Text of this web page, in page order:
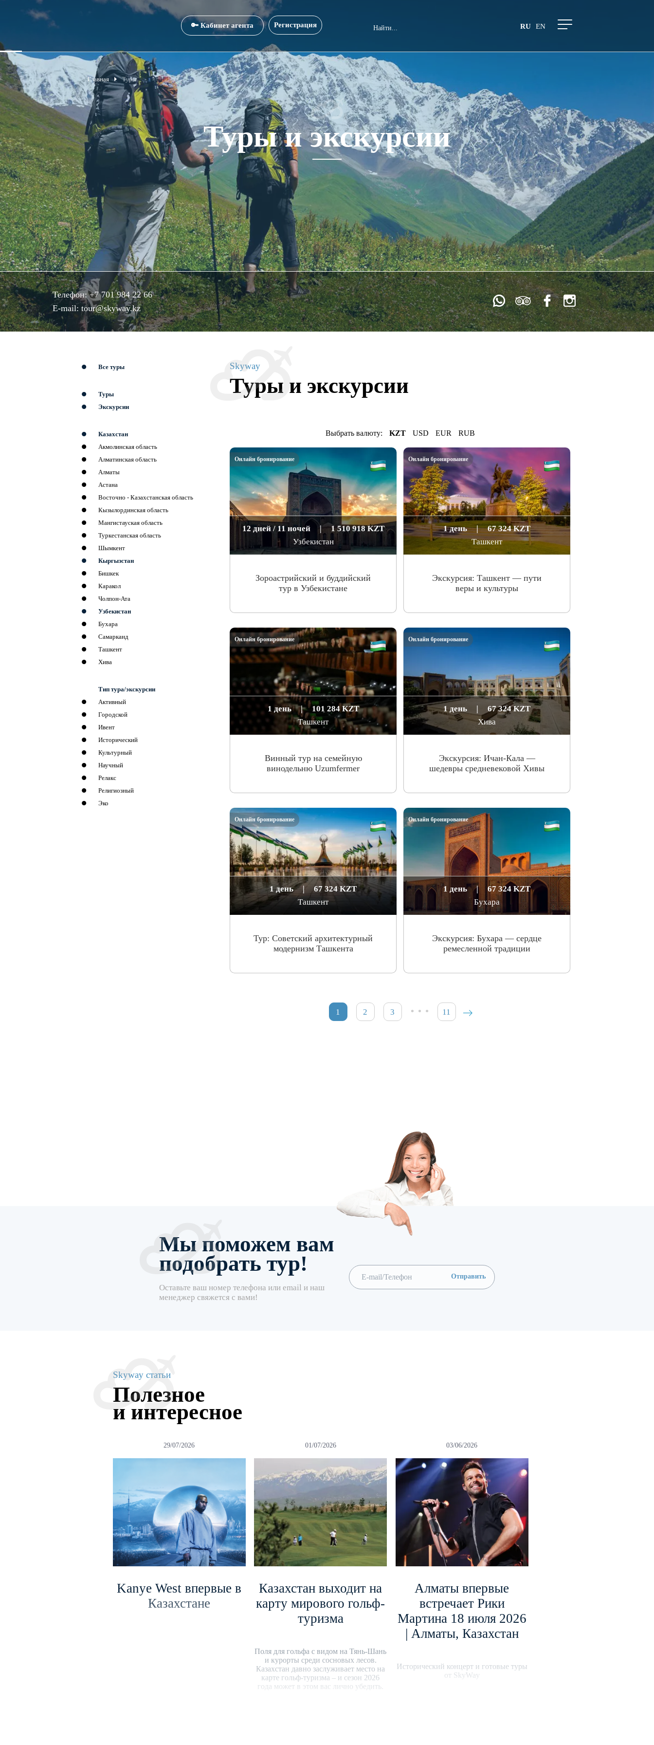
Регистрация
🔑 Кабинет агента RU EN
Главная Туры
Туры и экскурсии
Телефон:+7 701 984 22 66
E-mail: tour@skyway.kz
Все туры
Туры
Экскурсии
Казахстан
Акмолинская область
Алматинская область
Алматы
Астана
Восточно - Казахстанская область
Кызылординская область
Мангистауская область
Туркестанская область
Шымкент
Кыргызстан
Бишкек
Каракол
Чолпон-Ата
Узбекистан
Бухара
Самарканд
Ташкент
Хива
Тип тура/экскурсии
Активный
Городской
Ивент
Исторический
Культурный
Научный
Релакс
Религиозный
Эко
Skyway
Туры и экскурсии
Выбрать валюту: KZT USD EUR RUB
12 дней / 11 ночей |
1 510 918 KZT
Узбекистан
Зороастрийский и буддийский
тур в Узбекистане
Онлайн бронирование
1 день |
67 324 KZT
Ташкент
Экскурсия: Ташкент — пути
веры и культуры
Онлайн бронирование
1 день |
101 284 KZT
Ташкент
Винный тур на семейную
винодельню Uzumfermer
Онлайн бронирование
1 день |
67 324 KZT
Хива
Экскурсия: Ичан-Кала —
шедевры средневековой Хивы
Онлайн бронирование
1 день |
67 324 KZT
Ташкент
Тур: Cоветский архитектурный
модернизм Ташкента
Онлайн бронирование
1 день |
67 324 KZT
Бухара
Экскурсия: Бухара — сердце
ремесленной традиции
Онлайн бронирование
1 2 3 … 11
Мы поможем вам
подобрать тур!
Оставьте ваш номер телефона или email и наш
менеджер свяжется с вами!
Skyway статьи
Полезное
и интересное
29/07/2026
Kanye West впервые в
Казахстане
01/07/2026
Казахстан выходит на
карту мирового гольф-
туризма
Поля для гольфа с видом на Тянь-Шань
и курорты среди сосновых лесов.
Казахстан давно заслуживает место на
карте гольф-туризма – и сезон 2026
года может в этом вас лично убедить.
03/06/2026
Алматы впервые
встречает Рики
Мартина 18 июля 2026
| Алматы, Казахстан
Исторический концерт и готовые туры
от SkyWay